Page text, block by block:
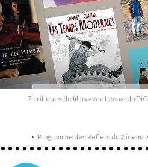
7 critiques de films avec Leonardo
Programme des Reflets du